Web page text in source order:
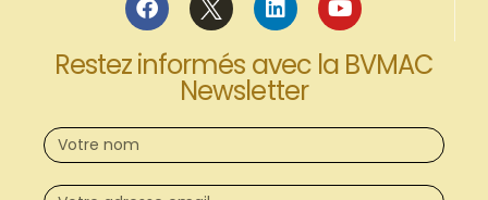
Restez informés avec la BVMAC
Newsletter